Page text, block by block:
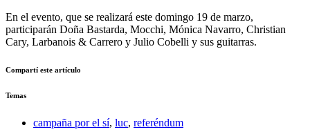
En el evento, que se realizará este domingo 19 de marzo,
participarán Doña Bastarda, Mocchi, Mónica Navarro, Christian
Cary, Larbanois & Carrero y Julio Cobelli y sus guitarras.
Compartí este artículo
Temas
campaña por el sí, luc, referéndum